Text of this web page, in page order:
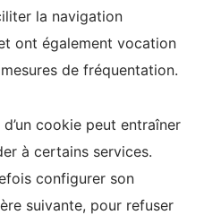
la navigation
ont également vocation
de fréquentation.
cookie peut entraîner
à certains services.
configurer son
suivante, pour refuser